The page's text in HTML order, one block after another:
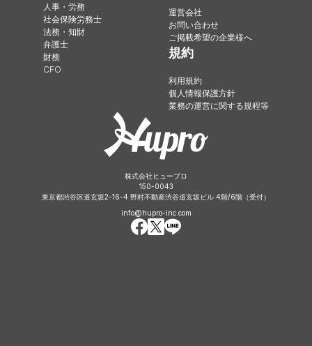
人事・労務
社会保険労務士
法務・知財
弁護士
財務
CFO
運営会社
お問い合わせ
ご掲載希望の企業様へ
規約
利用規約
個人情報保護方針
業務の運営に関する規程等
株式会社ヒュープロ
150-0043
東京都渋谷区道玄坂2-16-4 野村不動産渋谷道玄坂ビル 4階/6階（受付）
info@hupro-inc.com